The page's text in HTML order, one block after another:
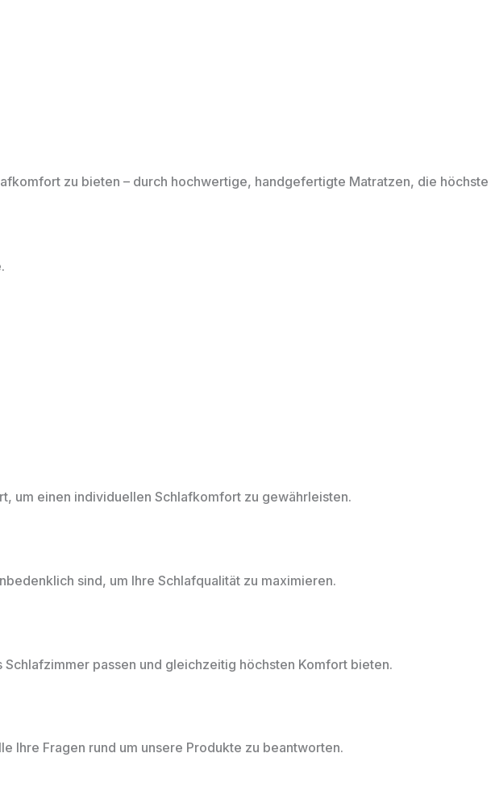
zu bieten – durch hochwertige, handgefertigte Matratzen, die höchste
um einen individuellen Schlafkomfort zu gewährleisten.
sind, um Ihre Schlafqualität zu maximieren.
passen und gleichzeitig höchsten Komfort bieten.
Ihre Fragen rund um unsere Produkte zu beantworten.